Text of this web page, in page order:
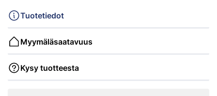
Tuotetiedot
Myymäläsaatavuus
Kysy tuotteesta